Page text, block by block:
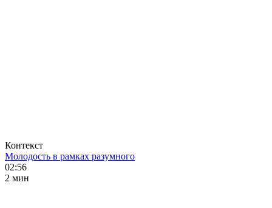
Контекст
Молодость в рамках разумного
02:56
2 мин